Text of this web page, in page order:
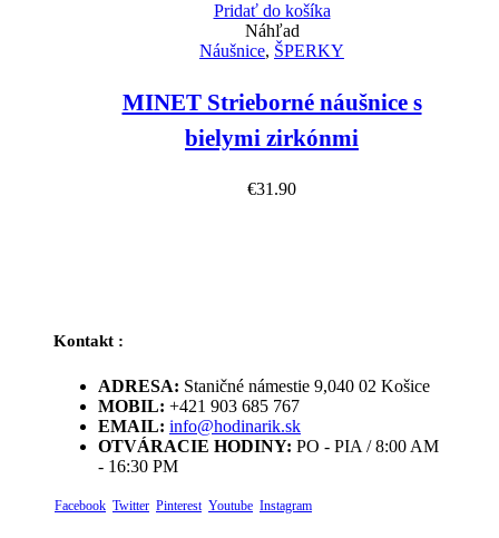
Pridať do košíka
Náhľad
Náušnice, ŠPERKY
MINET Strieborné náušnice s
bielymi zirkónmi
€31.90
Kontakt :
ADRESA: Staničné námestie 9,040 02 Košice
MOBIL: +421 903 685 767
EMAIL: info@hodinarik.sk
OTVÁRACIE HODINY: PO - PIA / 8:00 AM
- 16:30 PM
Facebook Twitter Pinterest Youtube Instagram